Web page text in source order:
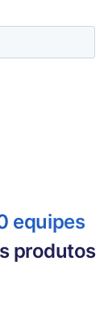
equipes
produtos